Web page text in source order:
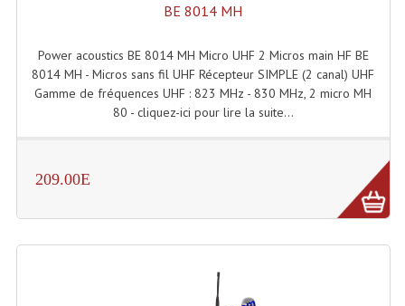
Angles Structure SD250
Angles Structure TRIO290
Cercle Struct Carrée 290
Cercle Struct SCC Carre
BE 8014 MH
Power acoustics BE 8014 MH Micro UHF 2 Micros main HF BE
8014 MH - Micros sans fil UHF Récepteur SIMPLE (2 canal) UHF
Gamme de fréquences UHF : 823 MHz - 830 MHz, 2 micro MH
80 - cliquez-ici pour lire la suite...
209.00E